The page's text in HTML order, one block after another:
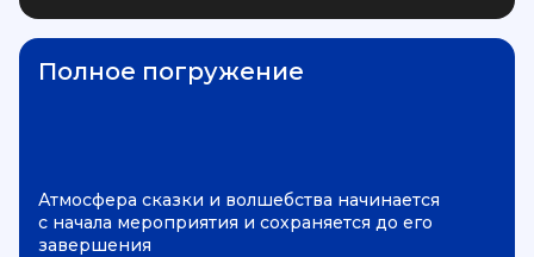
Полное погружение
Атмосфера сказки и волшебства начинается
с начала мероприятия и сохраняется до его
завершения